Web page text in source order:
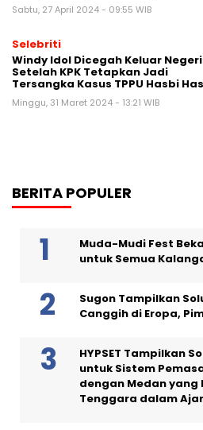
Sabtu, 27 April 2024 - 09:55 WIB
Selebriti
Windy Idol Dicegah Keluar Negeri
Setelah KPK Tetapkan Jadi
Tersangka Kasus TPPU Hasbi
Minggu, 31 Maret 2024 - 13:21 WIB
BERITA POPULER
Muda-Mudi Fest
untuk Semua
Sugon Tampilkan
Canggih di Eropa,
HYPSET Tampilkan
untuk Sistem
dengan Medan yang
Tenggara dalam